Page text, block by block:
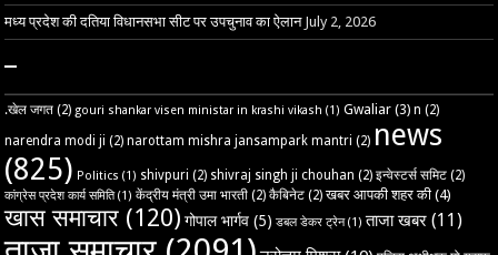
मध्य प्रदेश की दतिया विधानसभा सीट पर उपचुनाव का ऐलान July 2, 2026
–
.खेल जगत (2) gouri shankar visen ministar in krashi vikash (1) Gwaliar (3) n (2)
narendra modi ji (2) narottam mishra jansampark mantri (2) news
(825) Politics (1) shivpuri (2) shivraj singh ji chouhan (2) इन्वेस्टर्स समिट (2)
कांग्रेस प्रदेश कार्य समिति(1) केंद्रीय मंत्री उमा भारती (2) कैबिनेट (2) खबर आपकी शहर की (4)
खास समाचार (120) गोपाल भार्गव (5) डबल डेकर ट्रेन(1) ताजा खबर (11)